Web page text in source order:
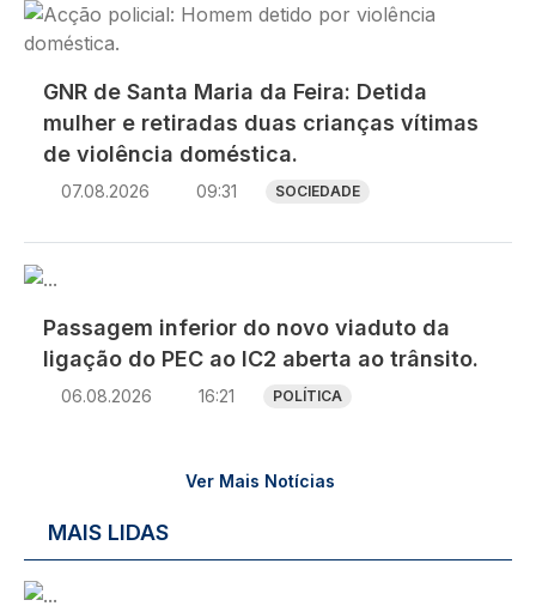
Imagem
GNR de Santa Maria da Feira: Detida
mulher e retiradas duas crianças vítimas
de violência doméstica.
07.08.2026 09:31 SOCIEDADE
Imagem
Passagem inferior do novo viaduto da
ligação do PEC ao IC2 aberta ao trânsito.
06.08.2026 16:21 POLÍTICA
Ver Mais Notícias
MAIS LIDAS
Imagem